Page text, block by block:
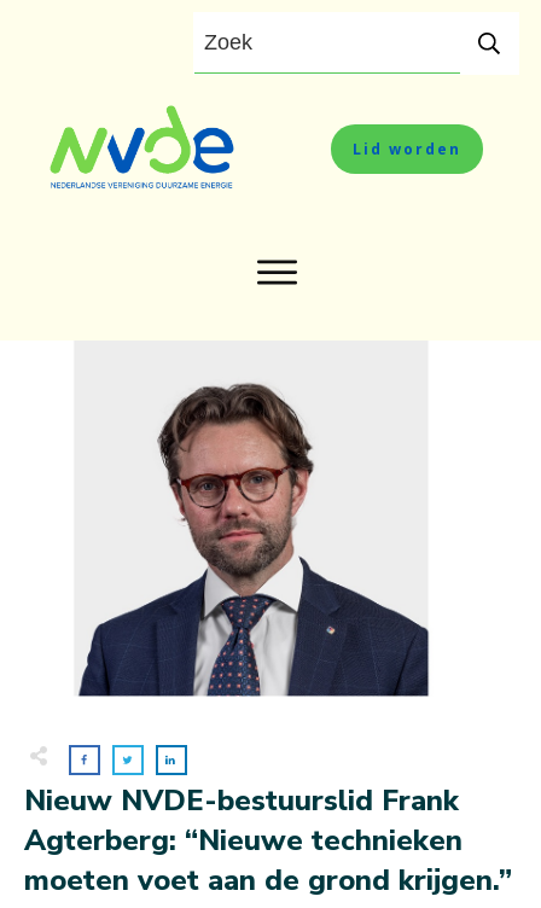
Lid worden
Nieuw NVDE-bestuurslid Frank
Agterberg: “Nieuwe technieken
moeten voet aan de grond krijgen.”